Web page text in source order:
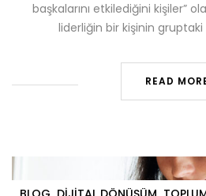
başkalarını etkilediğini kişiler”
liderliğin bir kişinin gruptaki
READ